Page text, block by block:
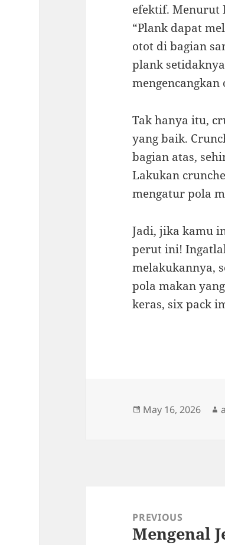
efektif. Menurut
“Plank dapat
otot di bagian
plank
Tak hanya itu,
yang baik.
bagian atas,
Lakukan
mengatur pola
Jadi, jika kamu
perut ini!
melakukannya,
pola makan
keras, six pack
Posted
May 16, 2026
navigationPREVIOUS
Previous
Mengenal